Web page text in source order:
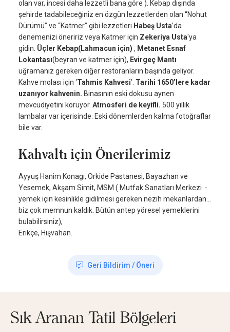
olan var, incesi daha lezzetli bana göre ). Kebap dışında
şehirde tadabileceğiniz en özgün lezzetlerden olan “Nohut
Dürümü” ve “Katmer” gibi lezzetleri Habeş Usta’da
denemenizi öneririz veya Katmer için Zekeriya Usta'ya
gidin. Üçler Kebap(Lahmacun için) , Metanet Esnaf
Lokantası(beyran ve katmer için), Evirgeç Mantı
uğramanız gereken diğer restoranların başında geliyor.
Kahve molası için ‘Tahmis Kahvesi’. Tarihi 1650’lere kadar
uzanıyor kahvenin. Binasının eski dokusu aynen
mevcudiyetini koruyor. Atmosferi de keyifli. 500 yıllık
lambalar var içerisinde. Eski dönemlerden kalma fotoğraflar
bile var.
Kahvaltı için Önerilerimiz
Ayyuş Hanim Konagı, Orkide Pastanesi, Bayazhan ve
Yesemek, Akşam Simit, MSM ( Mutfak Sanatları Merkezi -
yemek için kesinlikle gidilmesi gereken nezih mekanlardan...
biz çok memnun kaldık. Bütün antep yöresel yemeklerini
bulabilirsiniz),
Erikçe, Hışvahan.
Geri Bildirim / Öneri
Sık Aranan Tatil Bölgeleri